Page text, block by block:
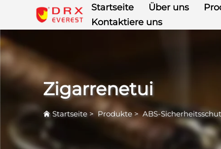
Startseite Über uns
Kontaktiere uns
Zigarrenetui
Startseite >Produkte>ABS-